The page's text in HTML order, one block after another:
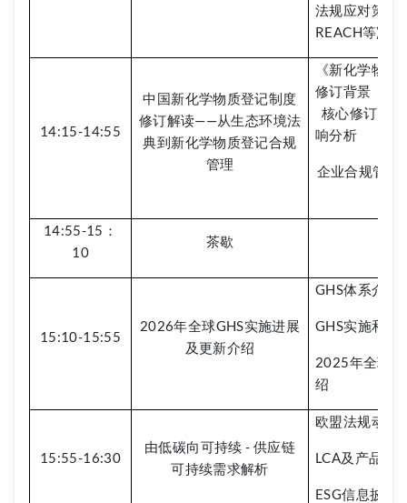
法规应对策略
REACH等)
14:15-14:55
中国新化学物质登记制度
修订解读——从生态环境法
典到新化学物质登记合规
管理
《新化学物
修订背景
核心修订内
响分析
企业合规管理
14:55-15：
10
茶歇
15:10-15:55
2026年全球GHS实施进展
及更新介绍
GHS体系介绍
GHS实施和各
2025年全球
绍
15:55-16:30
由低碳向可持续 - 供应链
可持续需求解析
欧盟法规动态
LCA及产品碳
ESG信息披露